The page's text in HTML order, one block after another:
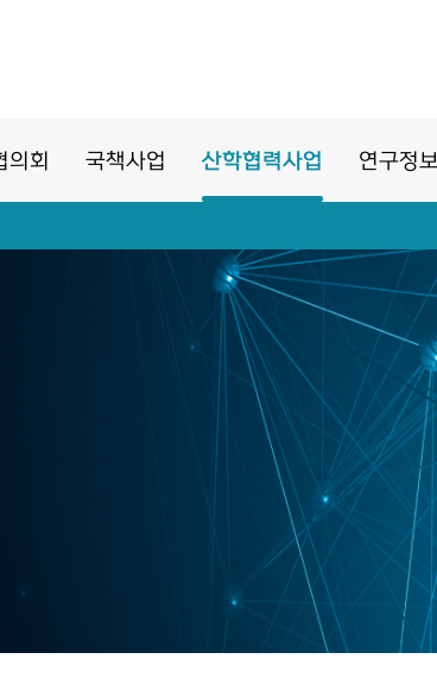
의회 국책사업 산학협력사업 연구정